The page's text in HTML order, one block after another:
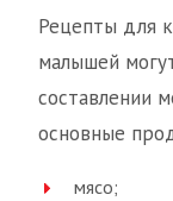
Рецепты для
малышей
составлении
основные
мясо;